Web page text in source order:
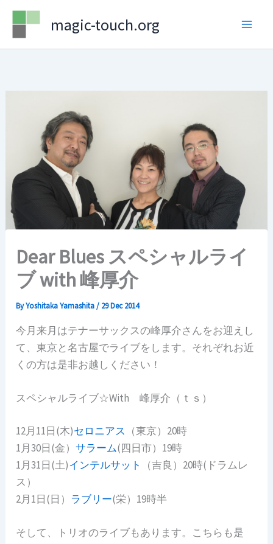
Skip
content
magic-touch.org
Dear Blues スペシャルライ
ブ with 峰厚介
ByYoshitaka Yamashita/ 29 Dec 2014
今月来月はテナーサックスの峰厚介さんをお迎えし
て、東京と名古屋でライブをします。それぞれお近
くの方は是非お越しください！
スペシャルライブ☆With 峰厚介（ｔｓ）
12月11日(木)セロニアス （東京）20時
1月30日(金）サラーム(四日市）19時
1月31日(土)インテルサット
（吉良）20時(ドラムレ
ス）
2月1日(日） ラブリー(栄）19時半
そして、トリオのライブもあります。こちらも是